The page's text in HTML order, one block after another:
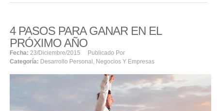
HOSTING
RESELLER
SERVIDORES VPS
4 PASOS PARA GANAR EN EL
PRÓXIMO AÑO
Fecha: 23/diciembre/2015
Publicado Por
Categoría: Desarrollo Personal , Negocios Y Empresas